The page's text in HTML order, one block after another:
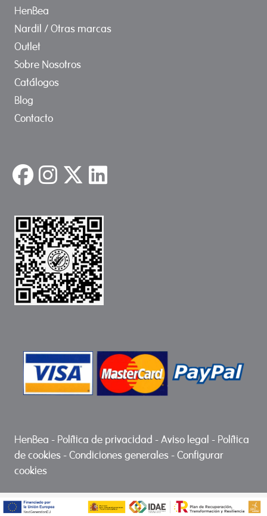
HenBea
Nardil / Otras marcas
Outlet
Sobre Nosotros
Catálogos
Blog
Contacto
HenBea - Política de privacidad -Aviso legal - Política
de cookies -Condiciones generales -Configurar
cookies